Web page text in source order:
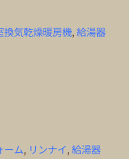
換気乾燥暖房機,給湯器
ーム, リンナイ,給湯器